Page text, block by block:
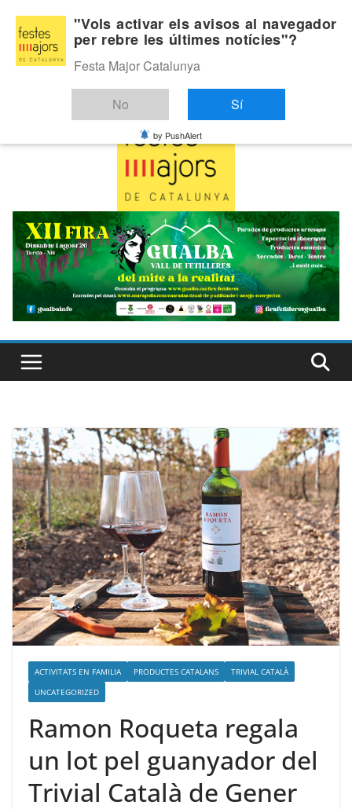
content
Dissabte, agost 8, 2026
Última:
ACTIVITATS EN FAMILIA PRODUCTES CATALANS
TRIVIAL CATALÀ
UNCATEGORIZED
Ramon Roqueta regala
un lot pel guanyador del
Trivial Català de Gener
"Vols activar els avisos al navegador
per rebre les últimes notícies"?
Festa Major Catalunya
No Sí
by PushAlert